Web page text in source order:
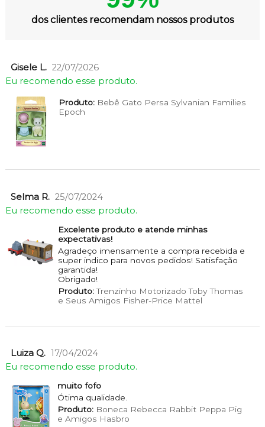
dos clientes recomendam nossos produtos
Gisele L. 22/07/2026
Eu recomendo esse produto.
Produto:Bebê Gato Persa Sylvanian Families
Epoch
Selma R. 25/07/2024
Eu recomendo esse produto.
Excelente produto e atende minhas
expectativas!
Agradeço imensamente a compra recebida e
super indico para novos pedidos! Satisfação
garantida!
Obrigado!
Produto:Trenzinho Motorizado Toby Thomas
e Seus Amigos Fisher-Price Mattel
Luiza Q. 17/04/2024
Eu recomendo esse produto.
muito fofo
Ótima qualidade.
Produto:Boneca Rebecca Rabbit Peppa Pig
e Amigos Hasbro